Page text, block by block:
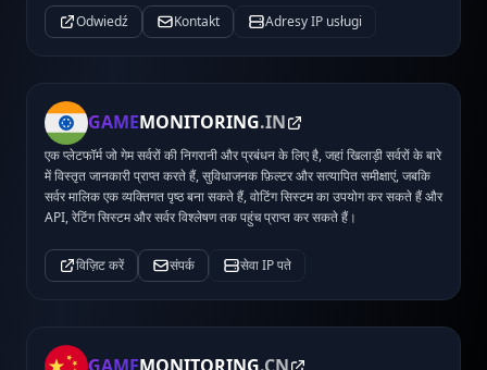
Odwiedź Kontakt Adresy IP usługi
GAMEMONITORING.IN
एक प्लेटफॉर्म जो गेम सर्वरों की निगरानी और प्रबंधन के लिए है, जहां खिलाड़ी सर्वरों के बारे
में विस्तृत जानकारी प्राप्त करते हैं, सुविधाजनक फ़िल्टर और सत्यापित समीक्षाएं, जबकि
सर्वर मालिक एक व्यक्तिगत पृष्ठ बना सकते हैं, वोटिंग सिस्टम का उपयोग कर सकते हैं और
API, रेटिंग सिस्टम और सर्वर विश्लेषण तक पहुंच प्राप्त कर सकते हैं।
विज़िट करें संपर्क सेवा IP पते